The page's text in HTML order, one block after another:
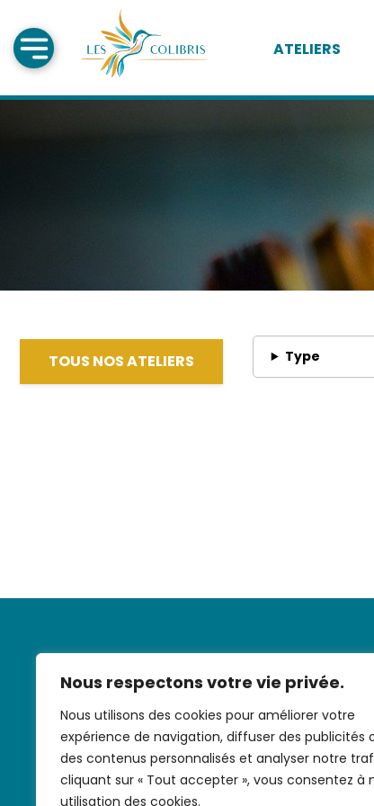
Nous respectons votre vie privée.
Nous utilisons des cookies pour améliorer votre
expérience de navigation, diffuser des publicités
des contenus personnalisés et analyser notre
cliquant sur « Tout accepter », vous consentez à
utilisation des cookies.
ATELIERS
TOUS NOS ATELIERS Type
Nous